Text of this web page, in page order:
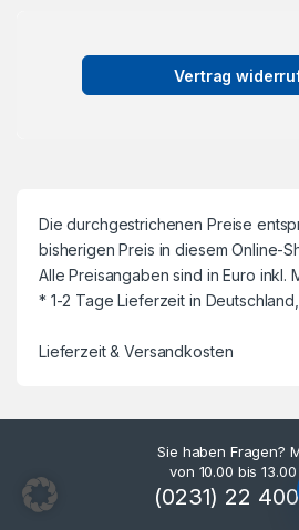
Vertrag
Die durchgestrichenen Preise
bisherigen Preis in diesem Online-
Alle Preisangaben sind in Euro inkl.
* 1-2 Tage Lieferzeit in
Lieferzeit & Versandkosten
Sie haben Fragen?
von 10.00 bis 13.00
(0231) 22